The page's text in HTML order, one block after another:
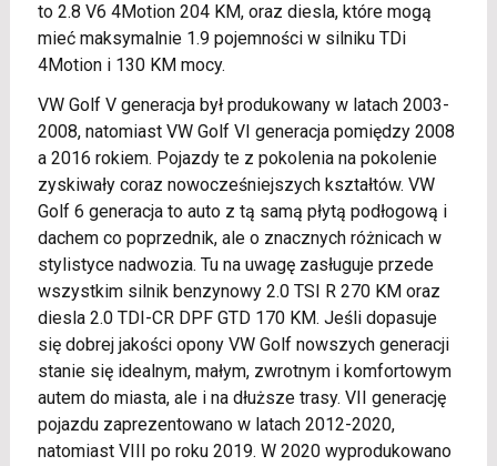
to 2.8 V6 4Motion 204 KM, oraz diesla, które mogą
mieć maksymalnie 1.9 pojemności w silniku TDi
4Motion i 130 KM mocy.
VW Golf V generacja był produkowany w latach 2003-
2008, natomiast VW Golf VI generacja pomiędzy 2008
a 2016 rokiem. Pojazdy te z pokolenia na pokolenie
zyskiwały coraz nowocześniejszych kształtów. VW
Golf 6 generacja to auto z tą samą płytą podłogową i
dachem co poprzednik, ale o znacznych różnicach w
stylistyce nadwozia. Tu na uwagę zasługuje przede
wszystkim silnik benzynowy 2.0 TSI R 270 KM oraz
diesla 2.0 TDI-CR DPF GTD 170 KM. Jeśli dopasuje
się dobrej jakości opony VW Golf nowszych generacji
stanie się idealnym, małym, zwrotnym i komfortowym
autem do miasta, ale i na dłuższe trasy. VII generację
pojazdu zaprezentowano w latach 2012-2020,
natomiast VIII po roku 2019. W 2020 wyprodukowano